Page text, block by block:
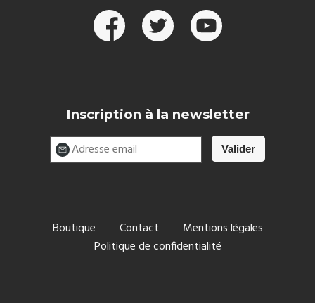
Inscription à la newsletter
Boutique Contact
Mentions légales
Politique de confidentialité